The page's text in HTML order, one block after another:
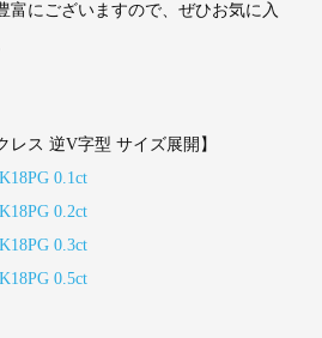
富にございますので、ぜひお気に入
レス 逆V字型 サイズ展開】
K18PG 0.1ct
K18PG 0.2ct
K18PG 0.3ct
K18PG 0.5ct